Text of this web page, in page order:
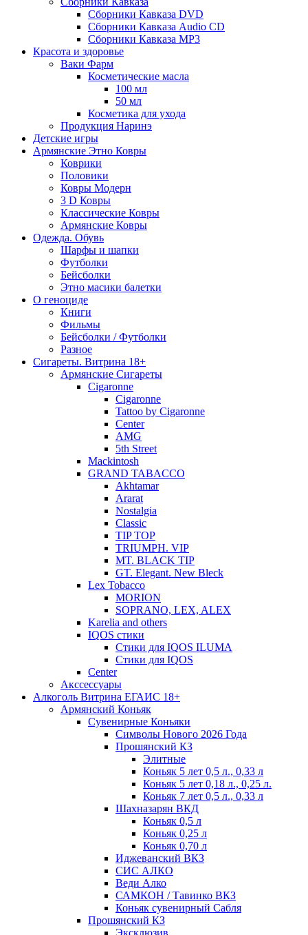
Сборники Кавказа DVD
Сборники Кавказа Audio CD
Сборники Кавказа MP3
Красота и здоровье
Ваки Фарм
Косметические масла
100 мл
50 мл
Косметика для ухода
Продукция Наринэ
Детские игры
Армянские Этно Ковры
Коврики
Половики
Ковры Модерн
3 D Ковры
Классические Ковры
Армянские Ковры
Одежда. Обувь
Шарфы и шапки
Футболки
Бейсболки
Этно масики балетки
О геноциде
Книги
Фильмы
Бейсболки / Футболки
Разное
Сигареты. Витрина 18+
Армянские Сигареты
Cigaronne
Cigaronne
Tattoo by Cigaronne
Center
AMG
5th Street
Mackintosh
GRAND TABACCO
Akhtamar
Ararat
Nostalgia
Classic
TIP TOP
TRIUMPH. VIP
MT. BLACK TIP
GT. Elegant. New Bleck
Lex Tobacco
MORION
SOPRANO, LEX, ALEX
Karelia and others
IQOS стики
Стики для IQOS ILUMA
Стики для IQOS
Сenter
Акссессуары
Алкоголь Витрина ЕГАИС 18+
Армянский Коньяк
Сувенирные Коньяки
Символы Нового 2026 Года
Прошянский КЗ
Элитные
Коньяк 5 лет 0,5 л., 0,33 л
Коньяк 5 лет 0,18 л., 0,25 л.
Коньяк 7 лет 0,5 л., 0,33 л
Шахназарян ВКД
Коньяк 0,5 л
Коньяк 0,25 л
Коньяк 0,70 л
Иджеванский ВКЗ
СИС АЛКО
Веди Алко
САМКОН / Тавинко ВКЗ
Коньяк сувенирный Сабля
Прошянский КЗ
Эксклюзив